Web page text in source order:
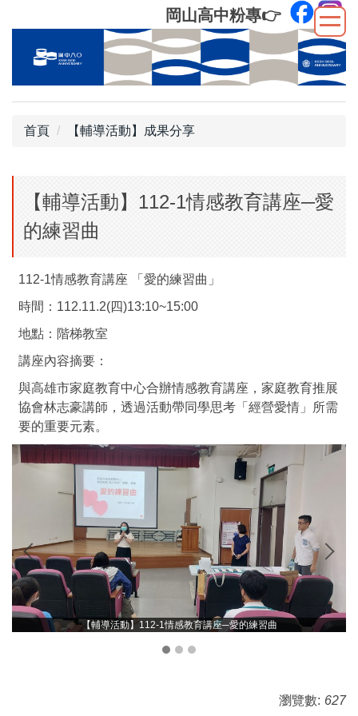
到
內
岡山高中粉專👉
首頁 【輔導活動】成果分享
【輔導活動】112-1情感教育講座─愛
的練習曲
112-1情感教育講座 「愛的練習曲」
時間：112.11.2(四)13:10~15:00
地點：階梯教室
講座內容摘要：
與高雄市家庭教育中心合辦情感教育講座，家庭教育推展
協會林志豪講師，透過活動帶同學思考「經營愛情」所需
要的重要元素。
【輔導活動】112-1情感教育講座─愛的練習曲
瀏覽數: 627